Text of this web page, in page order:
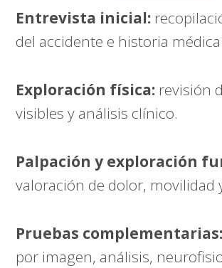
Entrevista inicial:
del accidente e historia médica.
Exploración física: revisión
visibles y análisis clínico.
Palpación y exploración
valoración de dolor, movilidad
Pruebas complementarias:
por imagen, análisis,